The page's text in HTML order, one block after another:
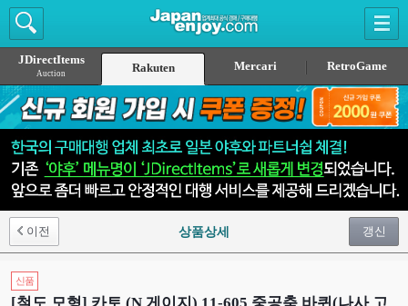
JDirectItems
Auction Rakuten Mercari RetroGame
상품상세
이전 갱신
신품
[철도 모형] 카토 (N 게이지) 11-605 중공축 바퀴(나사 고